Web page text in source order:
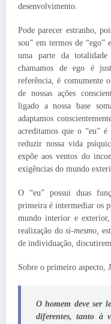
desenvolvimento.
Pode parecer estranho,
sou” em termos de “ego”
uma parte da
chamamos de ego é
referência, é comumente
de nossas ações
ligado a nossa base
adaptamos
acreditamos que o “eu”
reduzir nossa vida
expõe aos ventos do
exigências do mundo
O “eu” possui duas
primeira é intermediar os
mundo interior e
realização dosi-mesmo,
de individuação,
Sobre o primeiro aspecto,
O homem deve ser
diferentes, tanto à